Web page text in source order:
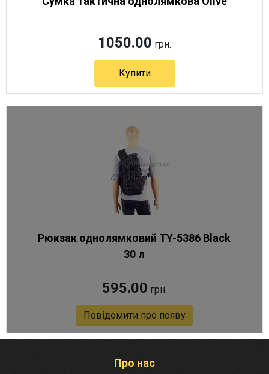
1050.00 грн.
Купити
Рюкзак однолямковий TY-5386 Black
30 л
595.00 грн.
Повідомити про появу
Артикул 8359
Про нас